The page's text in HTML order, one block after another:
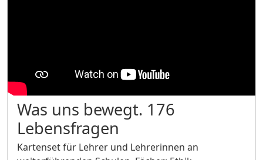
Was uns bewegt. 176
Lebensfragen
Kartenset für Lehrer und Lehrerinnen an